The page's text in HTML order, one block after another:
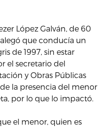
López Galván, de 60
que conducía un
de 1997, sin estar
el secretario del
y Obras Públicas
la presencia del menor
por lo que lo impactó.
el menor, quien es